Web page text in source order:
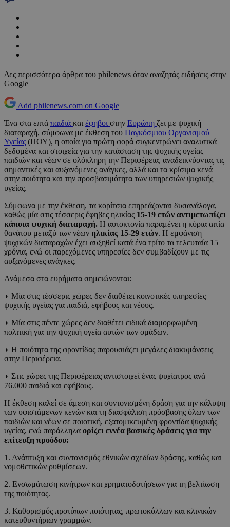
Δες περισσότερα άρθρα του philenews όταν αναζητάς ειδήσεις στην
Google
Add philenews.com on Google
Ένα στα επτά παιδιά και έφηβοι στην Ευρώπη ζει με ψυχική
διαταραχή, σύμφωνα με έκθεση του Παγκόσμιου Οργανισμού
Υγείας (ΠΟΥ), η οποία για πρώτη φορά συγκεντρώνει αναλυτικά
δεδομένα και στοιχεία για την κατάσταση της ψυχικής υγείας
παιδιών και νέων σε ολόκληρη την Περιφέρεια, αναδεικνύοντας τις
σημαντικές και αυξανόμενες ανάγκες, αλλά και τα κρίσιμα κενά
στην ποιότητα και την προσβασιμότητα των υπηρεσιών ψυχικής
υγείας.
Σύμφωνα με την έκθεση, τα κορίτσια επηρεάζονται δυσανάλογα,
καθώς μία στις τέσσερις έφηβες ηλικίας 15-19 ετών αντιμετωπίζει
κάποια ψυχική διαταραχή. Η αυτοκτονία παραμένει η κύρια αιτία
θανάτου μεταξύ των νέων ηλικίας 15-29 ετών. Η εμφάνιση
ψυχικών διαταραχών έχει αυξηθεί κατά ένα τρίτο τα τελευταία 15
χρόνια, ενώ οι παρεχόμενες υπηρεσίες δεν συμβαδίζουν με τις
αυξανόμενες ανάγκες.
Ανάμεσα στα ευρήματα σημειώνονται:
◗ Μία στις τέσσερις χώρες δεν διαθέτει κοινοτικές υπηρεσίες
ψυχικής υγείας για παιδιά, εφήβους και νέους.
◗ Μία στις πέντε χώρες δεν διαθέτει ειδικά διαμορφωμένη
πολιτική για την ψυχική υγεία αυτών των ομάδων.
◗ Η ποιότητα της φροντίδας παρουσιάζει μεγάλες διακυμάνσεις
στην Περιφέρεια.
◗ Στις χώρες της Περιφέρειας αντιστοιχεί ένας ψυχίατρος ανά
76.000 παιδιά και εφήβους.
Η έκθεση καλεί σε άμεση και συντονισμένη δράση για την κάλυψη
των υφιστάμενων κενών και τη διασφάλιση πρόσβασης όλων των
παιδιών και νέων σε ποιοτική, εξατομικευμένη φροντίδα ψυχικής
υγείας, ενώ παράλληλα ορίζει εννέα βασικές δράσεις για την
επίτευξη προόδου:
1. Ανάπτυξη και συντονισμός εθνικών σχεδίων δράσης, καθώς και
νομοθετικών ρυθμίσεων.
2. Ενσωμάτωση κινήτρων και χρηματοδοτήσεων για τη βελτίωση
της ποιότητας.
3. Καθορισμός προτύπων ποιότητας, πρωτοκόλλων και κλινικών
κατευθυντήριων γραμμών.